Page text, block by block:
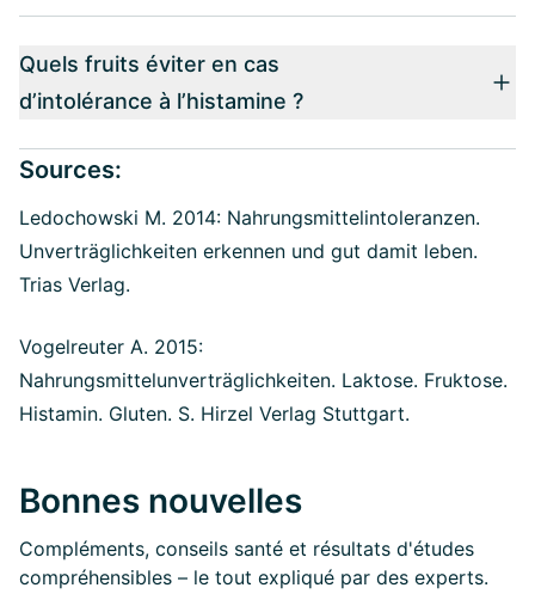
Quels fruits éviter en cas
d’intolérance à l’histamine ?
Sources:
Ledochowski M. 2014: Nahrungsmittelintoleranzen.
Unverträglichkeiten erkennen und gut damit leben.
Trias Verlag.
Vogelreuter A. 2015:
Nahrungsmittelunverträglichkeiten. Laktose. Fruktose.
Histamin. Gluten. S. Hirzel Verlag Stuttgart.
Bonnes nouvelles
Compléments, conseils santé et résultats d'études
compréhensibles – le tout expliqué par des experts.